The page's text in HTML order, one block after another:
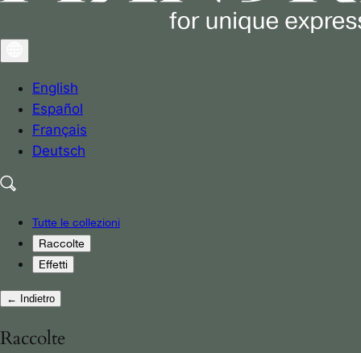
English
Español
Français
Deutsch
Tutte le collezioni
Raccolte
Effetti
← Indietro
Raccolte